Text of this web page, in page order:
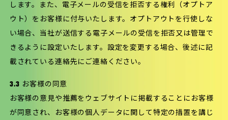
します。また、電子メールの受信を拒否する権利（オプトア
ウト）をお客様に付与いたします。オプトアウトを行使しな
い場合、当社が送信する電子メールの受信を拒否又は管理で
きるように設定いたします。設定を変更する場合、後述に記
載されている連絡先にご連絡ください。
3.3 お客様の同意
お客様の意見や推薦をウェブサイトに掲載することにお客様
が同意され、お客様の個人データに関して特定の措置を講じ